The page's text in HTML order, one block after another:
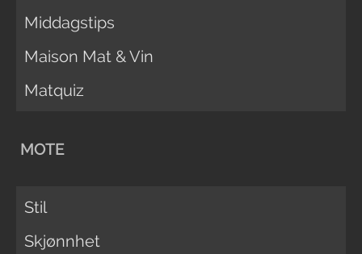
Middagstips
Maison Mat & Vin
Matquiz
MOTE
Stil
Skjønnhet